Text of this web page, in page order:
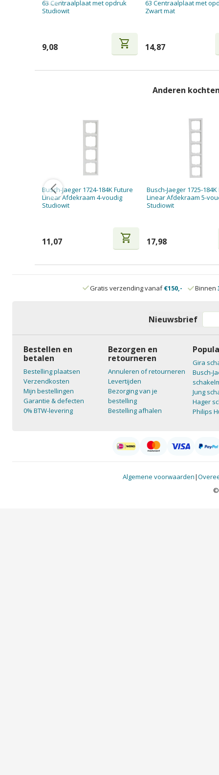
63 Centraalplaat met opdruk
Studiowit
9,08 shopping_cart
63 Centraalplaat met
Zwart mat
14,87
Anderen
Busch-Jaeger 1724-184K Future
Linear Afdekraam 4-voudig
Studiowit
11,07 shopping_cart
Busch-Jaeger 1725-
Linear Afdekraam 5-
Studiowit
17,98
Gratis verzending vanaf€150,- Binnen
Nieuwsbrief
Bestellen en
betalen
Bestelling plaatsen
Verzendkosten
Mijn bestellingen
Garantie & defecten
0% BTW-levering
Bezorgen en
retourneren
Annuleren of retourneren
Levertijden
Bezorging van je
bestelling
Bestelling afhalen
Gira
Busch-
Jung
Hager
Philips
Algemene voorwaarden|
©